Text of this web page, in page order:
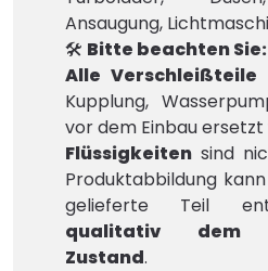
Ansaugung,
🛠️ Bitte beachten Sie:
Alle Verschleißteile
Kupplung,
vor dem Einbau ersetzt
Flüssigkeiten sind
Produktabbildung
gelieferte Teil
qualitativ dem
Zustand.